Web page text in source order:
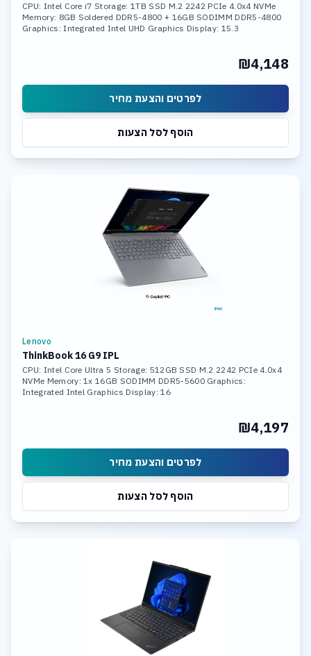
CPU: Intel Core i7 Storage: 1TB SSD M.2 2242 PCIe 4.0x4 NVMe
Memory: 8GB Soldered DDR5-4800 + 16GB SODIMM DDR5-4800
Graphics: Integrated Intel UHD Graphics Display: 15.3
₪4,148
לפרטים והצעת מחיר
הוסף לסל הצעות
Lenovo
ThinkBook 16 G9 IPL
CPU: Intel Core Ultra 5 Storage: 512GB SSD M.2 2242 PCIe 4.0x4
NVMe Memory: 1x 16GB SODIMM DDR5-5600 Graphics:
Integrated Intel Graphics Display: 16
₪4,197
לפרטים והצעת מחיר
הוסף לסל הצעות